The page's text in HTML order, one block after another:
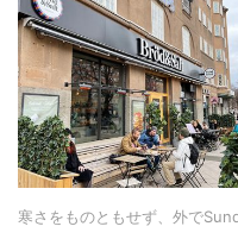
寒さをものともせず、外で